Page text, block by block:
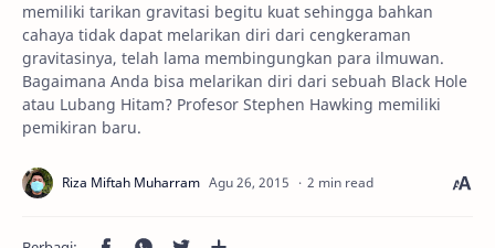
memiliki tarikan gravitasi begitu kuat sehingga bahkan
cahaya tidak dapat melarikan diri dari cengkeraman
gravitasinya, telah lama membingungkan para ilmuwan.
Bagaimana Anda bisa melarikan diri dari sebuah Black Hole
atau Lubang Hitam? Profesor Stephen Hawking memiliki
pemikiran baru.
2 min read